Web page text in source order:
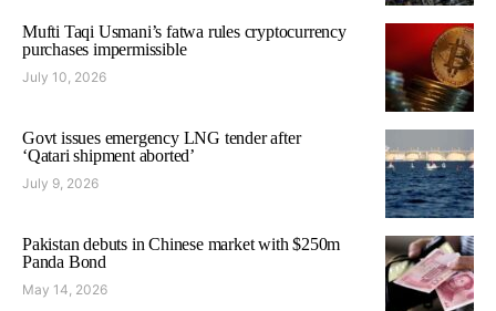
Mufti Taqi Usmani’s fatwa rules cryptocurrency
purchases impermissible
July 10, 2026
Govt issues emergency LNG tender after
‘Qatari shipment aborted’
July 9, 2026
Pakistan debuts in Chinese market with $250m
Panda Bond
May 14, 2026